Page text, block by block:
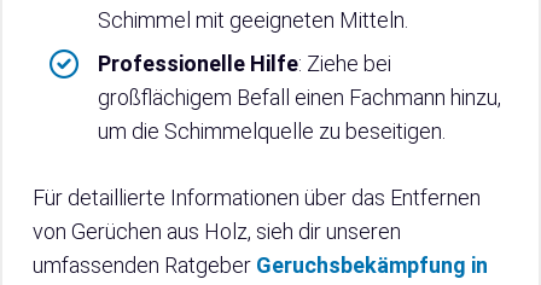
Schimmel mit geeigneten Mitteln.
Professionelle Hilfe: Ziehe bei
großflächigem Befall einen Fachmann hinzu,
um die Schimmelquelle zu beseitigen.
Für detaillierte Informationen über das Entfernen
von Gerüchen aus Holz, sieh dir unseren
umfassenden Ratgeber Geruchsbekämpfung in